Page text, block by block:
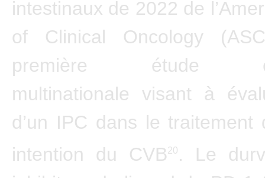
intestinaux de 2022 de
of Clinical Oncology
première étude
multinationale visant à
d’un IPC dans le traitement
intention du CVB20 . Le